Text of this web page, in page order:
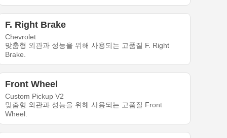
F. Right Brake
Chevrolet
맞춤형 외관과 성능을 위해 사용되는 고품질 F. Right
Brake.
Front Wheel
Custom Pickup V2
맞춤형 외관과 성능을 위해 사용되는 고품질 Front
Wheel.